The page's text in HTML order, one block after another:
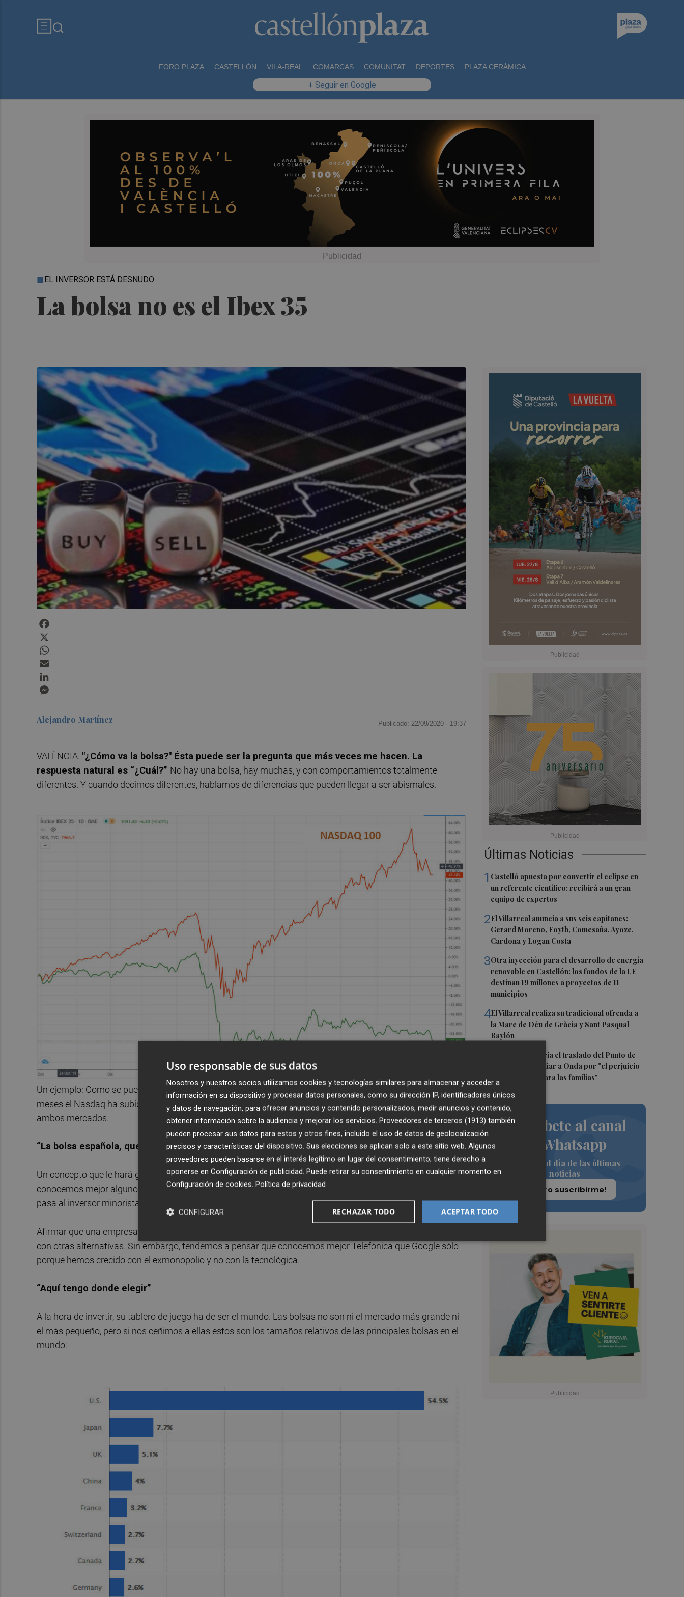
FORO PLAZA CASTELLÓN VILA-REAL COMARCAS COMUNITAT DEPORTES PLAZA CERÁMICA
+ Seguir en Google
La bolsa no es el Ibex 35
EL INVERSOR ESTÁ DESNUDO
Últimas Noticias
1 Castelló apuesta por convertir el eclipse en
un referente científico: recibirá a un gran
equipo de expertos
2El Villarreal anuncia a sus seis capitanes:
Gerard Moreno, Foyth, Comesaña, Ayoze,
Cardona y Logan Costa
3Otra inyección para el desarrollo de energía
renovable en Castellón: los fondos de la UE
destinan 19 millones a proyectos de 11
municipios
4El Villarreal realiza su tradicional ofrenda a
la Mare de Déu de Gràcia y Sant Pasqual
Baylón
Vila-real denuncia el traslado del Punto de
Encuentro Familiar a Onda por "el perjuicio
que supondrá para las familias"
Suscríbete al canal
de Whatsapp
Siempre al día de las últimas
noticias
¡Quiero suscribirme!
Alejandro Martínez Publicado: 22/09/2020 · 19:37
VALÈNCIA. "¿Cómo va la bolsa?" Ésta puede ser la pregunta que más veces me hacen. La
respuesta natural es “¿Cuál?” No hay una bolsa, hay muchas, y con comportamientos totalmente
diferentes. Y cuando decimos diferentes, hablamos de diferencias que pueden llegar a ser abismales.
Un ejemplo: Como se puede observar, de qué bolsa hablemos importa y mucho. En el mismo periodo de 12
meses el Nasdaq ha subido un 45% y el Ibex 35 ha caído un 28%. En total, una diferencia del 73% entre
ambos mercados.
“La bolsa española, que la conozco”
Un concepto que le hará ganar dinero (o ahorrarlo): el sesgo de familiaridad. Tendemos a creer que
conocemos mejor algunos valores por el simple hecho de que vemos sus marcas con más frecuencia. Le
pasa al inversor minorista de todos los países, pero no se deje consolar por ello (salvo que sea americano).
Afirmar que una empresa se conoce es posible cuando se ha hecho algún tipo de análisis en comparación
con otras alternativas. Sin embargo, tendemos a pensar que conocemos mejor Telefónica que Google sólo
porque hemos crecido con el exmonopolio y no con la tecnológica.
“Aquí tengo donde elegir”
A la hora de invertir, su tablero de juego ha de ser el mundo. Las bolsas no son ni el mercado más grande ni
el más pequeño, pero si nos ceñimos a ellas estos son los tamaños relativos de las principales bolsas en el
mundo:
Uso responsable de sus datos
Nosotros y nuestros socios utilizamos cookies y tecnologías similares para almacenar y acceder a
información en su dispositivo y procesar datos personales, como su dirección IP, identificadores únicos
y datos de navegación, para ofrecer anuncios y contenido personalizados, medir anuncios y contenido,
obtener información sobre la audiencia y mejorar los servicios. Proveedores de terceros (1913) también
pueden procesar sus datos para estos y otros fines, incluido el uso de datos de geolocalización
precisos y características del dispositivo. Sus elecciones se aplican solo a este sitio web. Algunos
proveedores pueden basarse en el interés legítimo en lugar del consentimiento; tiene derecho a
oponerse en Configuración de publicidad. Puede retirar su consentimiento en cualquier momento en
Configuración de cookies. Política de privacidad
ACEPTAR TODO
RECHAZAR TODO
CONFIGURAR